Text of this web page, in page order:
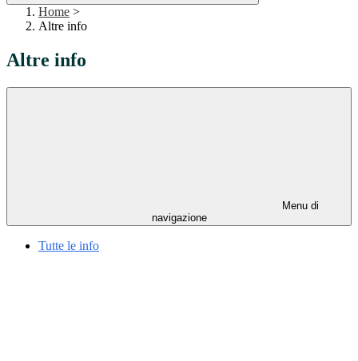
Home >
Altre info
Altre info
Menu di
navigazione
Tutte le info